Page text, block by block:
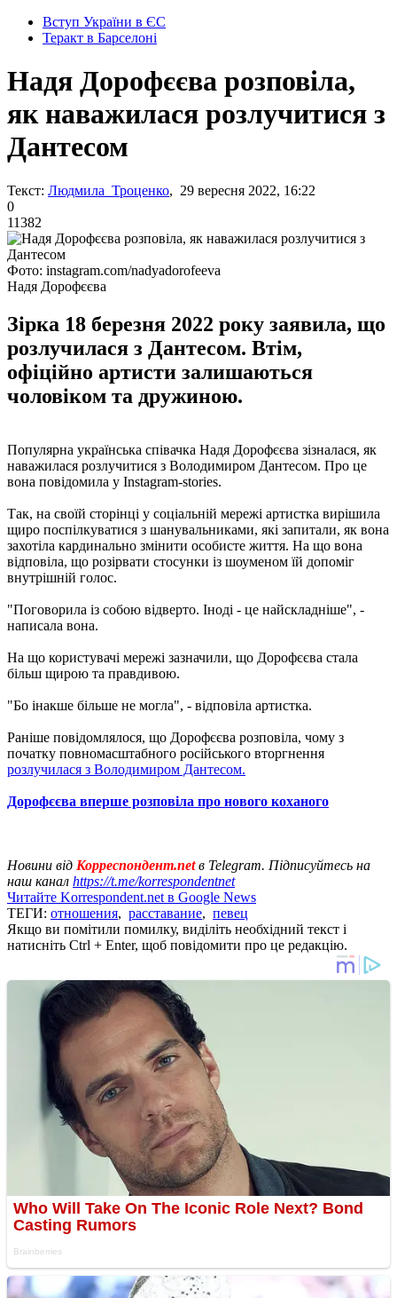
Вступ України в ЄС
Теракт в Барселоні
Надя Дорофєєва розповіла,
як наважилася розлучитися з
Дантесом
Текст: Людмила Троценко, 29 вересня 2022, 16:22
0
11382
Фото: instagram.com/nadyadorofeeva
Надя Дорофєєва
Зірка 18 березня 2022 року заявила, що
розлучилася з Дантесом. Втім,
офіційно артисти залишаються
чоловіком та дружиною.
Популярна українська співачка Надя Дорофєєва зізналася, як
наважилася розлучитися з Володимиром Дантесом. Про це
вона повідомила у Instagram-stories.
Так, на своїй сторінці у соціальній мережі артистка вирішила
щиро поспілкуватися з шанувальниками, які запитали, як вона
захотіла кардинально змінити особисте життя. На що вона
відповіла, що розірвати стосунки із шоуменом їй допоміг
внутрішній голос.
"Поговорила із собою відверто. Іноді - це найскладніше", -
написала вона.
На що користувачі мережі зазначили, що Дорофєєва стала
більш щирою та правдивою.
"Бо інакше більше не могла", - відповіла артистка.
Раніше повідомлялося, що Дорофєєва розповіла, чому з
початку повномасштабного російського вторгнення
розлучилася з Володимиром Дантесом.
Дорофєєва вперше розповіла про нового коханого
Новини від Корреспондент.netв Telegram. Підписуйтесь на
наш канал https://t.me/korrespondentnet
Читайте Korrespondent.net в Google News
ТЕГИ: отношения, расставание, певец
Якщо ви помітили помилку, виділіть необхідний текст і
натисніть Ctrl + Enter, щоб повідомити про це редакцію.